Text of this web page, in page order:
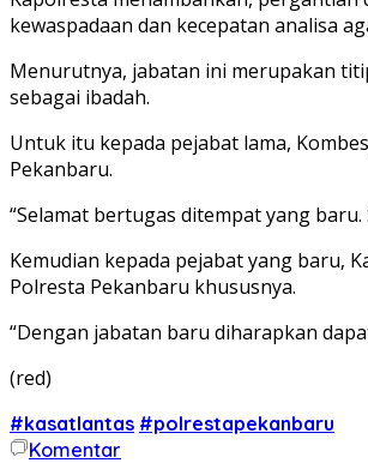
kewaspadaan dan kecepatan analisa
Menurutnya, jabatan ini merupakan
sebagai ibadah.
Untuk itu kepada pejabat lama,
Pekanbaru.
“Selamat bertugas ditempat yang
Kemudian kepada pejabat yang baru,
Polresta Pekanbaru khususnya.
“Dengan jabatan baru diharapkan
(red)
#kasatlantas #polrestapekanbaru
Komentar